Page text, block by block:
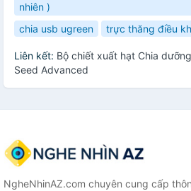
nhiên )
chia usb ugreen
trực thăng điều
Liên kết: Bộ chiết xuất hạt Chia
Seed Advanced
NgheNhinAZ.com chuyên cung cấp